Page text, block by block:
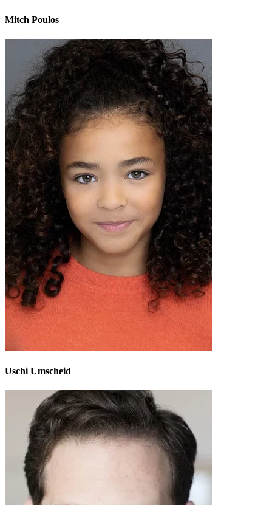
Mitch Poulos
Uschi Umscheid